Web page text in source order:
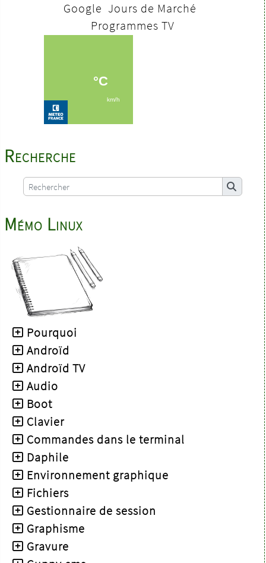
Google Jours de Marché
Programmes TV
Recherche
Mémo Linux
Pourquoi
Androïd
Androïd TV
Audio
Boot
Clavier
Commandes dans le terminal
Daphile
Environnement graphique
Fichiers
Gestionnaire de session
Graphisme
Gravure